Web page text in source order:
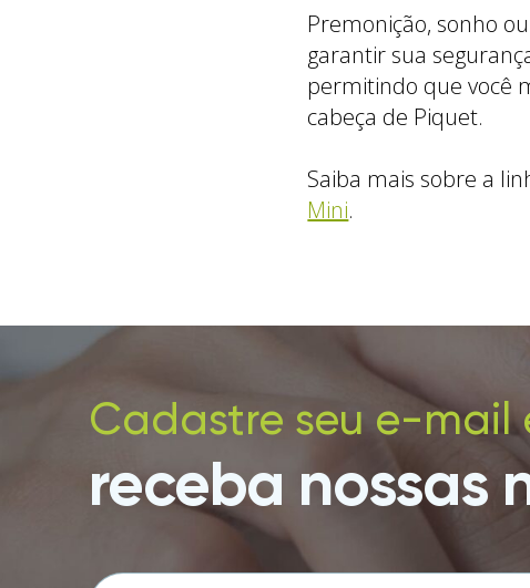
Premonição, sonho
garantir sua
permitindo que você
cabeça de Piquet.
Saiba mais sobre a
Mini.
Cadastre seu e-mail
receba nossas